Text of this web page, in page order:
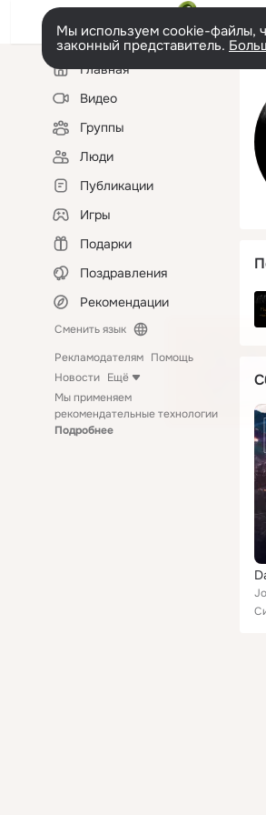
Мы используем cookie-файлы,
законный представитель.
Левая
колонкаГлавная
Видео
Группы
Люди
Публикации
Игры
Подарки
Поздравления
Рекомендации
Сменить язык
Рекламодателям Помощь
Новости Ещё
Мы применяем
рекомендательные технологии
Подробнее